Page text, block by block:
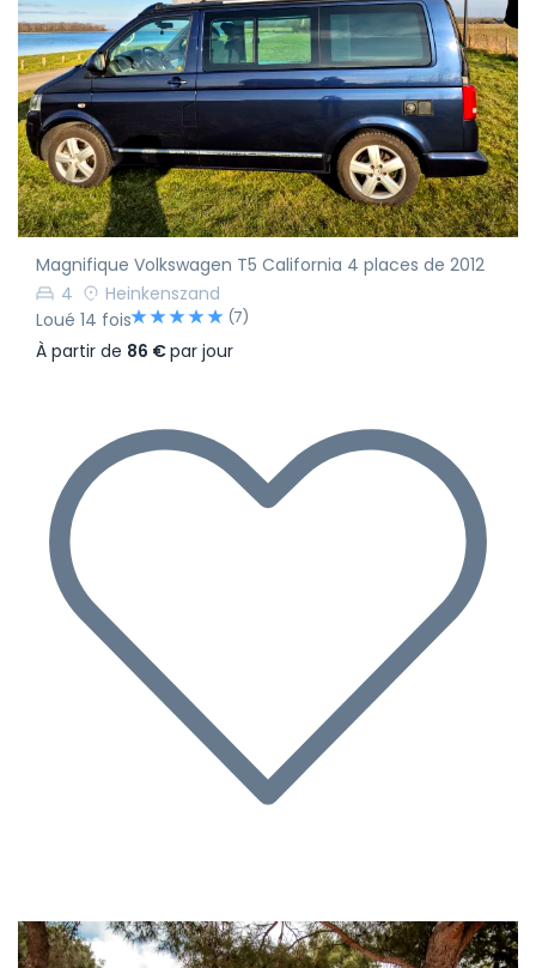
Magnifique Volkswagen T5 California 4 places de 2012
4
Heinkenszand
Loué 14 fois
(7)
À partir de 86 €par jour